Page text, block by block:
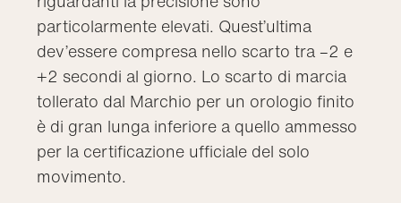
particolarmente elevati. Quest’ultima
dev’essere compresa nello scarto tra –2 e
+2 secondi al giorno. Lo scarto di marcia
tollerato dal Marchio per un orologio finito
è di gran lunga inferiore a quello ammesso
per la certificazione ufficiale del solo
movimento.